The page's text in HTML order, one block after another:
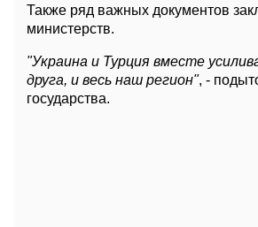
Также ряд важных документов
министерств.
"Украина и Турция вместе
друга, и весь наш регион", -
государства.